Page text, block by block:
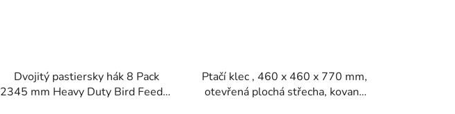
Dvojitý pastiersky hák 8 Pack
2345 mm Heavy Duty Bird Feeder
Ptačí klec , 460 x 460 x 770 mm,
otevřená plochá střecha, kovaná